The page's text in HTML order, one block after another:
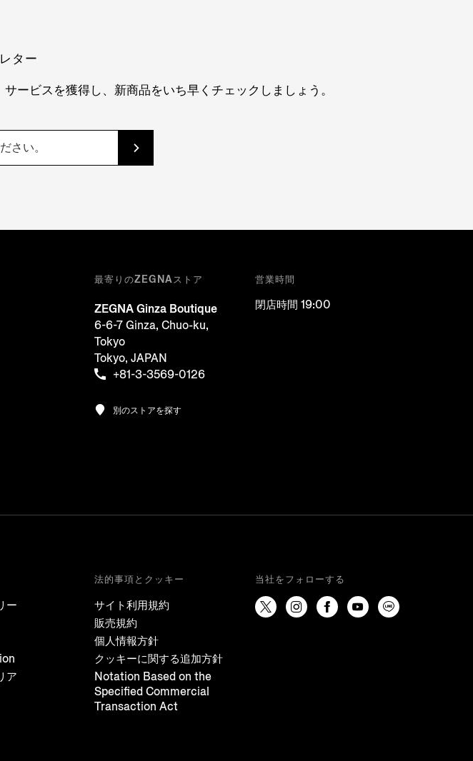
ター
ービスを獲得し、新商品をいち早くチェックしましょう。
最寄りのZEGNAストア
ZEGNA Ginza Boutique
6-6-7 Ginza, Chuo-ku,
Tokyo
Tokyo, JAPAN
+81-3-3569-0126
営業時間
閉店時間 19:00
別のストアを探す
ー
ア
法的事項とクッキー
サイト利用規約
販売規約
個人情報方針
クッキーに関する追加方針
Notation Based on the
Specified Commercial
Transaction Act
当社をフォローする